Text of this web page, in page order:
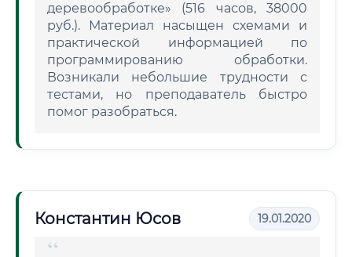
деревообработке» (516 часов, 38000
руб.). Материал насыщен схемами и
практической информацией по
программированию обработки.
Возникали небольшие трудности с
тестами, но преподаватель быстро
помог разобраться.
Константин Юсов 19.01.2020